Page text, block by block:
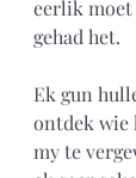
eerlik moet
gehad het.
Ek gun
ontdek wie
my te